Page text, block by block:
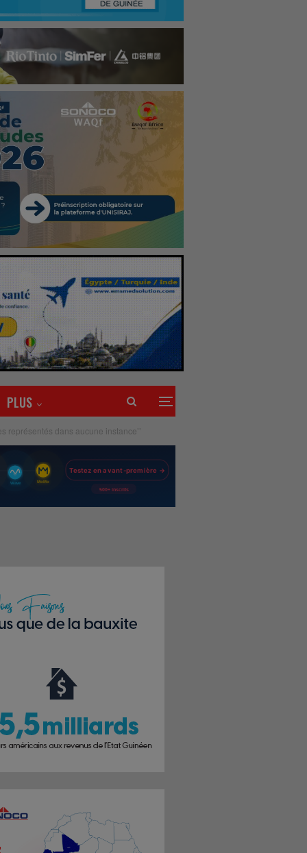
PLUS
représentés dans aucune instance’’